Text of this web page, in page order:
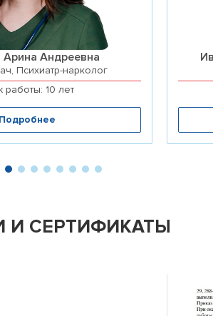
Арина Андреевна
Психиатр-нарколог
работы: 10 лет
Подробнее
И СЕРТИФИКАТЫ